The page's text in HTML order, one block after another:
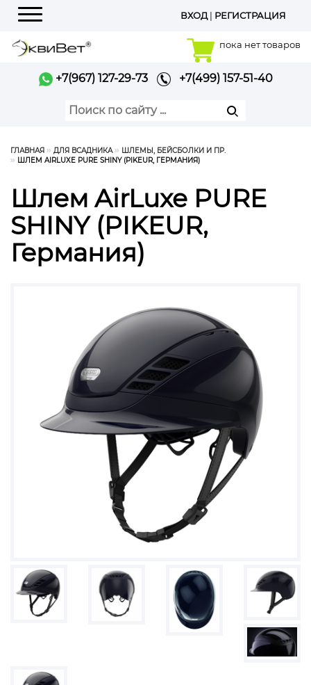
Меню
ВХОД| РЕГИСТРАЦИЯ
пока нет товаров
+7(967) 127-29-73 +7(499) 157-51-40
ГЛАВНАЯ ДЛЯ ВСАДНИКА
ШЛЕМЫ, БЕЙСБОЛКИ И ПР.
ШЛЕМ AIRLUXE PURE SHINY (PIKEUR, ГЕРМАНИЯ)
Шлем AirLuxe PURE
SHINY (PIKEUR,
Германия)